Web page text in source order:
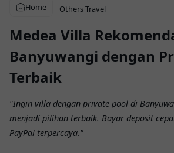
Home OthersTravel
Medea Villa
Banyuwangi dengan
Terbaik
"Ingin villa dengan private pool di
menjadi pilihan terbaik. Bayar deposit
PayPal terpercaya."